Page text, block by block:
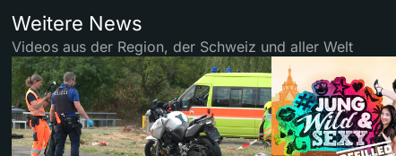
Weitere News
Videos aus der Region, der Schweiz und aller Welt